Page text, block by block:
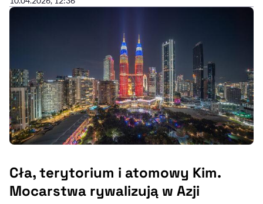
Cła, terytorium i atomowy Kim.
Mocarstwa rywalizują w Azji